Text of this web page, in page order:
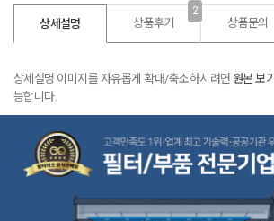
상세설명 상품후기
2
상품문의
상세설명 이미지를 자유롭게 확대/축소하시려면 원본 보기
능합니다.